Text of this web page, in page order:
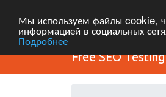
Мы используем файлы cookie,
информацией в социальных
Подробнее
Free SEO